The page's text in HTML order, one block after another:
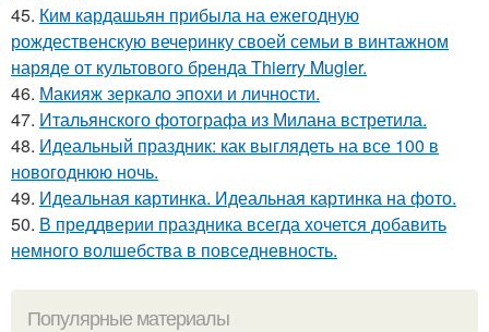
45. Ким кардашьян прибыла на ежегодную
рождественскую вечеринку своей семьи в винтажном
наряде от культового бренда Thierry Mugler.
46. Макияж зеркало эпохи и личности.
47. Итальянского фотографа из Милана встретила.
48. Идеальный праздник: как выглядеть на все 100 в
новогоднюю ночь.
49. Идеальная картинка. Идеальная картинка на фото.
50. В преддверии праздника всегда хочется добавить
немного волшебства в повседневность.
Популярные материалы